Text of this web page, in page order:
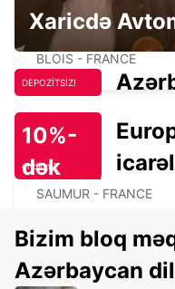
BLOIS - IKC -
BLOIS - FRANCE
SAUMUR
SAUMUR - FRANCE
Xaricdə
DEPOZİTSİZ!
10%-
dək
endirim!
Bizim bloq
Azərbaycan